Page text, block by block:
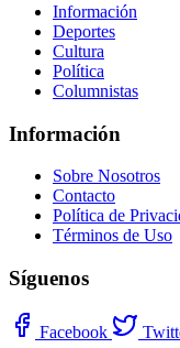
Información
Deportes
Cultura
Política
Columnistas
Información
Sobre Nosotros
Contacto
Política de
Términos de Uso
Síguenos
Facebook